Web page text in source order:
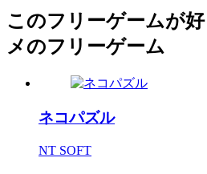
このフリーゲームが
メのフリーゲーム
ネコパズル
NT SOFT